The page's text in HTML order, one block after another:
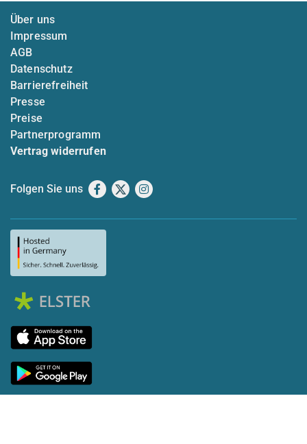
Über uns
Impressum
AGB
Datenschutz
Barrierefreiheit
Presse
Preise
Partnerprogramm
Vertrag widerrufen
Folgen Sie uns Facebook
X Instagram